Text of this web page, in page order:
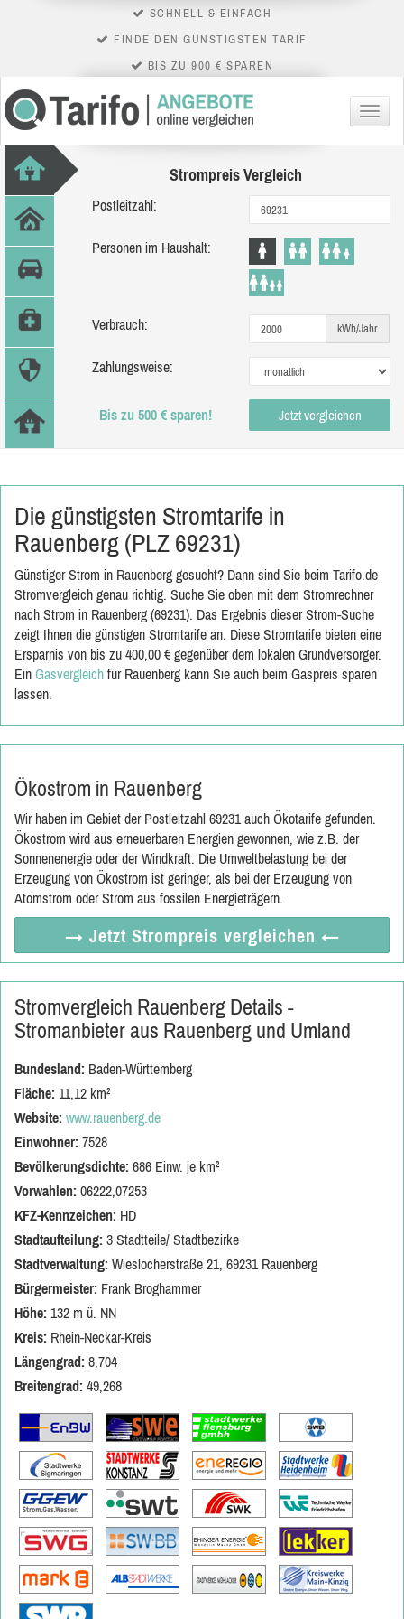
SCHNELL & EINFACH
FINDE DEN GÜNSTIGSTEN TARIF
BIS ZU 900 € SPAREN
Menü
Strompreis Vergleich
Postleitzahl:
Personen im Haushalt:
Verbrauch: kWh/Jahr
Zahlungsweise:
Bis zu 500 € sparen! Jetzt vergleichen
Die günstigsten Stromtarife in
Rauenberg (PLZ 69231)
Günstiger Strom in Rauenberg gesucht? Dann sind Sie beim Tarifo.de
Stromvergleich genau richtig. Suche Sie oben mit dem Stromrechner
nach Strom in Rauenberg (69231). Das Ergebnis dieser Strom-Suche
zeigt Ihnen die günstigen Stromtarife an. Diese Stromtarife bieten eine
Ersparnis von bis zu 400,00 € gegenüber dem lokalen Grundversorger.
Ein Gasvergleich für Rauenberg kann Sie auch beim Gaspreis sparen
lassen.
Ökostrom in Rauenberg
Wir haben im Gebiet der Postleitzahl 69231 auch Ökotarife gefunden.
Ökostrom wird aus erneuerbaren Energien gewonnen, wie z.B. der
Sonnenenergie oder der Windkraft. Die Umweltbelastung bei der
Erzeugung von Ökostrom ist geringer, als bei der Erzeugung von
Atomstrom oder Strom aus fossilen Energieträgern.
→ Jetzt Strompreis vergleichen ←
Stromvergleich Rauenberg Details -
Stromanbieter aus Rauenberg und Umland
Bundesland: Baden-Württemberg
Fläche: 11,12 km²
Website: www.rauenberg.de
Einwohner: 7528
Bevölkerungsdichte: 686 Einw. je km²
Vorwahlen: 06222,07253
KFZ-Kennzeichen: HD
Stadtaufteilung: 3 Stadtteile/ Stadtbezirke
Stadtverwaltung: Wieslocherstraße 21, 69231 Rauenberg
Bürgermeister: Frank Broghammer
Höhe: 132 m ü. NN
Kreis: Rhein-Neckar-Kreis
Längengrad: 8,704
Breitengrad: 49,268